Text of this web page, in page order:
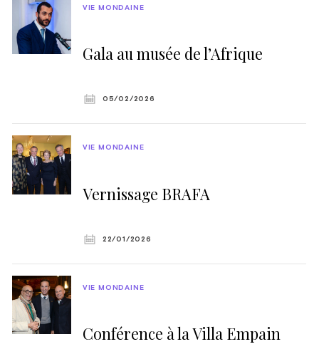
Gala au musée de l’Afrique
VIE MONDAINE
05/02/2026
Vernissage BRAFA
VIE MONDAINE
22/01/2026
Conférence à la Villa Empain
VIE MONDAINE